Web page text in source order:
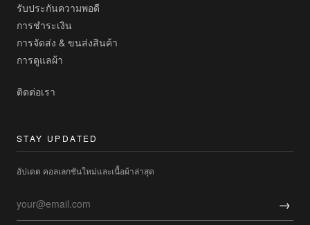
รับประกันความพอดี
การชำระเงิน
การจัดส่ง & ขนส่งสินค้า
การดูแลผ้า
ติดต่อเรา
STAY UPDATED
อัปเดต คอลเลกชันใหม่และเนื้อผ้าล่าสุด
→